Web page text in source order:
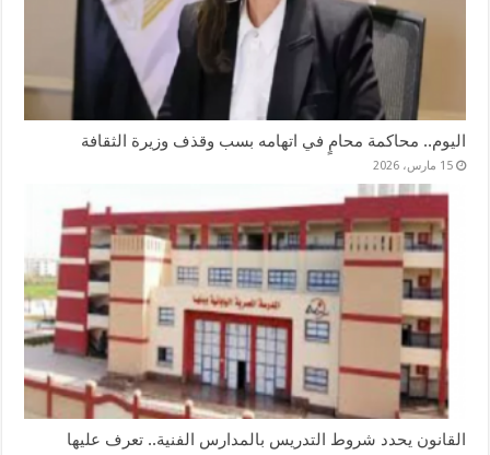
اليوم.. محاكمة محامٍ في اتهامه بسب وقذف وزيرة الثقافة
15 مارس، 2026
القانون يحدد شروط التدريس بالمدارس الفنية.. تعرف عليها